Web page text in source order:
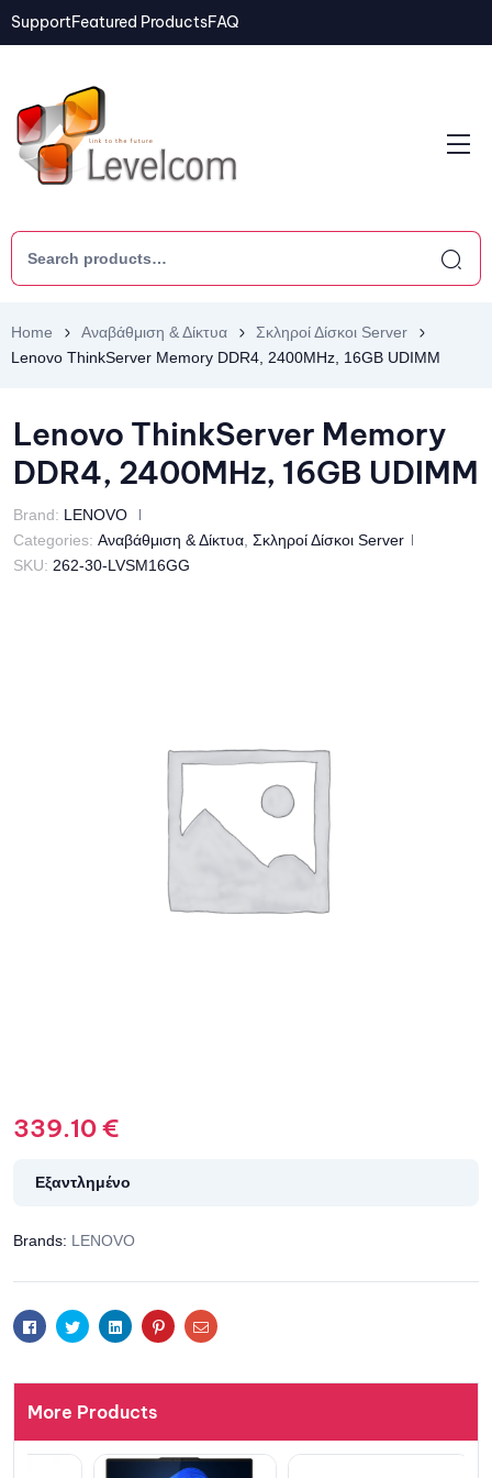
SupportFeatured ProductsFAQ
Home Αναβάθμιση & Δίκτυα
Σκληροί Δίσκοι Server
Lenovo ThinkServer Memory DDR4, 2400MHz, 16GB UDIMM
Lenovo ThinkServer Memory
DDR4, 2400MHz, 16GB UDIMM
Brand: LENOVO
Categories: Αναβάθμιση & Δίκτυα Σκληροί Δίσκοι Server
SKU: 262-30-LVSM16GG
339.10€
Εξαντλημένο
Brands: LENOVO
FacebookTwitterLinkedinPinterestEmail
More Products